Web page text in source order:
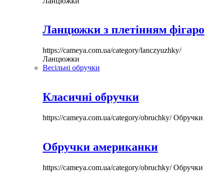
Ланцюжки з плетінням фігаро
https://cameya.com.ua/category/lanczyuzhky/
Ланцюжки
Весільні обручки
Класичні обручки
https://cameya.com.ua/category/obruchky/Обручки
Обручки американки
https://cameya.com.ua/category/obruchky/Обручки